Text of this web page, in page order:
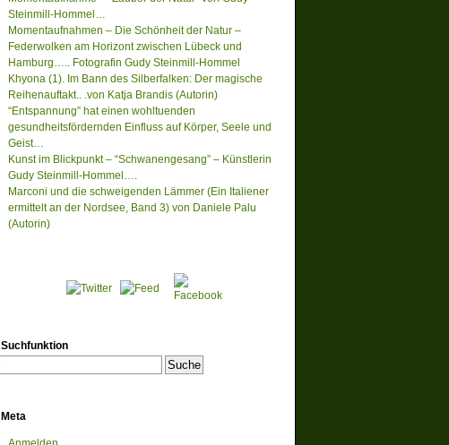
Steinmill-Hommel…
Momentaufnahmen – Die Schönheit der Natur –
Federwolken am Horizont zwischen Lübeck und
Hamburg….. Fotografin Gudy Steinmill-Hommel
Khyona (1). Im Bann des Silberfalken: Der magische
Reihenauftakt.. .von Katja Brandis (Autorin)
“Entspannung” hat einen wohltuenden
gesundheitsfördernden Einfluss auf Körper, Seele und
Geist…
Kunst im Blickpunkt – “Schwanengesang” – Künstlerin
Gudy Steinmill-Hommel….
Marconi und die schweigenden Lämmer (Ein Italiener
ermittelt an der Nordsee, Band 3) von Daniele Palu
(Autorin)
Suchfunktion
Meta